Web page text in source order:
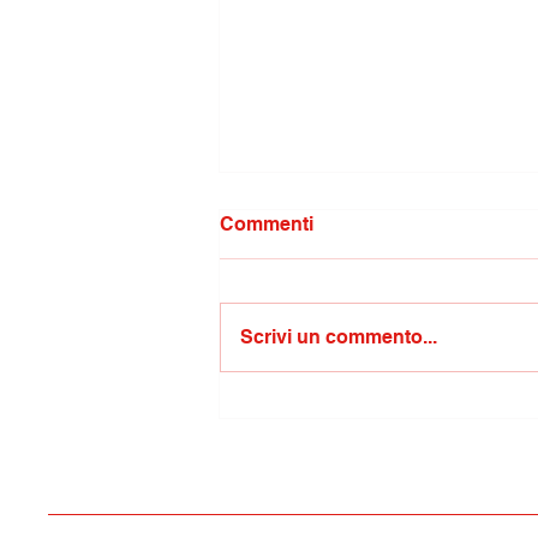
Samuele Mele
Commenti
Scrivi un commento...